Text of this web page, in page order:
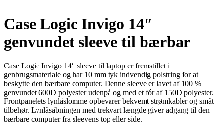
Case Logic Invigo 14″
genvundet sleeve til bærbar
Case Logic Invigo 14″ sleeve til laptop er fremstillet i
genbrugsmateriale og har 10 mm tyk indvendig polstring for at
beskytte den bærbare computer. Denne sleeve er lavet af 100 %
genvundet 600D polyester udenpå og med et fór af 150D polyester.
Frontpanelets lynlåslomme opbevarer bekvemt strømkabler og småt
tilbehør. Lynlåsåbningen med trekvart længde giver adgang til den
bærbare computer fra sleevens top eller side.